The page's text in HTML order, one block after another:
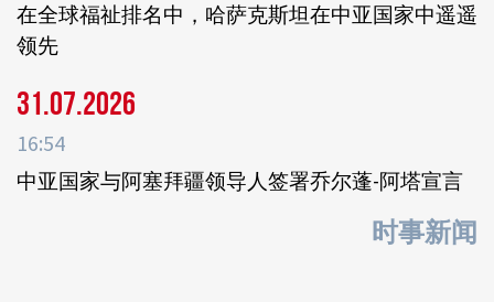
在全球福祉排名中，哈萨克斯坦在中亚国家中遥遥
领先
31.07.2026
16:54
中亚国家与阿塞拜疆领导人签署乔尔蓬-阿塔宣言
时事新闻